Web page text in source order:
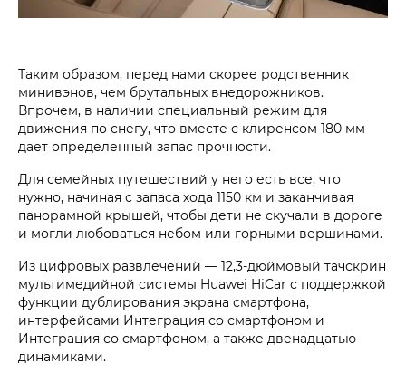
Таким образом, перед нами скорее родственник
минивэнов, чем брутальны­х внедорожников.
Впрочем, в наличии специаль­ный режим для
движения по снегу, что вместе с клиренсом 180 мм
дает определенный запас прочности.
Для семейных путешествий у него есть все, что
нужно, начиная с запаса хода 1150 км и заканчивая
панорамной крышей, чтобы дети не скучали в дороге
и могли любоваться небом или горными вершинами.
Из цифровых развлечений — 12,3-дюймовый тачскрин
мультимедийной системы Huawei HiCar с поддержкой
функции дублирования экрана смартфона,
интерфейсами Интеграция со смартфоном и
Интеграция со смартфоном, а также двенадцатью
динамиками.